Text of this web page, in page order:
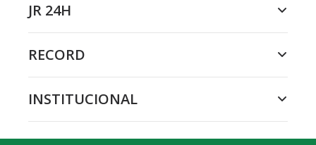
JR 24H
RECORD
INSTITUCIONAL